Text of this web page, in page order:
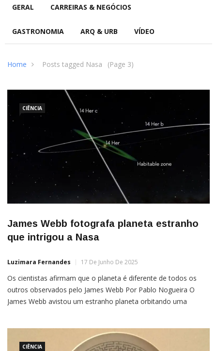
GERAL CARREIRAS & NEGÓCIOS
GASTRONOMIA ARQ & URB VÍDEO
Home Posts tagged Nasa (Page 3)
CIÊNCIA
James Webb fotografa planeta estranho
que intrigou a Nasa
Luzimara Fernandes 17 De Junho De 2025
Os cientistas afirmam que o planeta é diferente de todos os
outros observados pelo James Webb Por Pablo Nogueira O
James Webb avistou um estranho planeta orbitando uma
CIÊNCIA